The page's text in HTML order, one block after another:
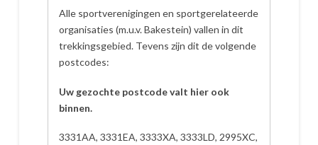
Alle sportverenigingen en sportgerelateerde
organisaties (m.u.v. Bakestein) vallen in dit
trekkingsgebied. Tevens zijn dit de volgende
postcodes:
Uw gezochte postcode valt hier ook
binnen.
3331AA, 3331EA, 3333XA, 3333LD, 2995XC,